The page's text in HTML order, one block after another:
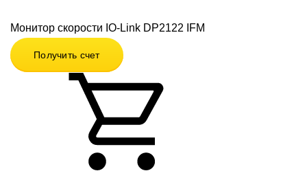
Монитор скорости IO-Link DP2122 IFM
Получить счет